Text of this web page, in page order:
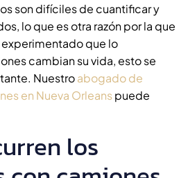
son difíciles de cuantificar y
lo que es otra razón por la que
que lo
cambian su vida, esto se
Nuestroabogado de
en Nueva Orleanspuede
los